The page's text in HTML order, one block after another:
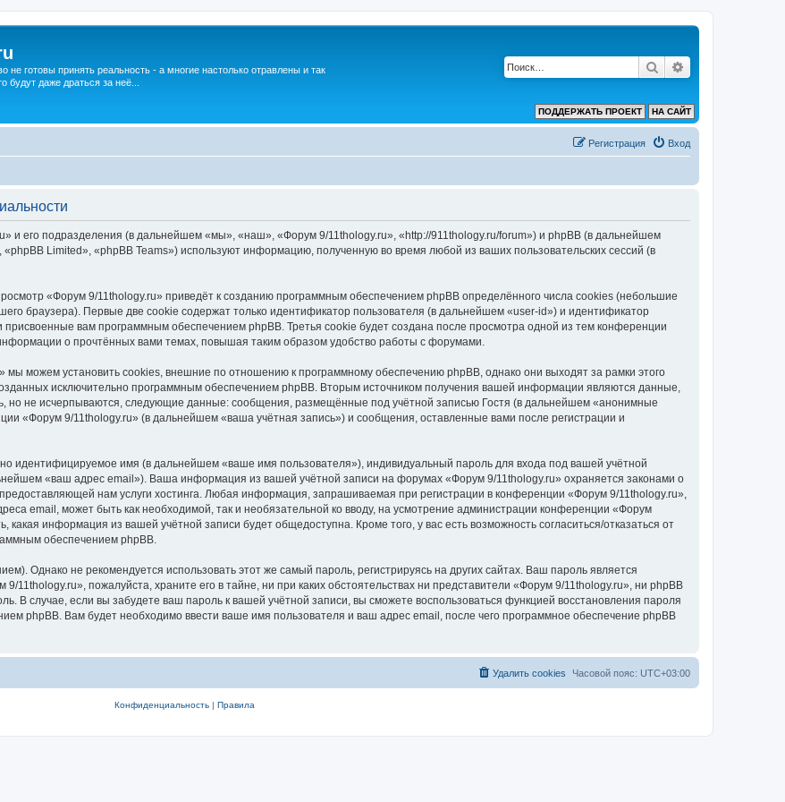
не готовы принять реальность - а многие настолько отравлены и так
даже драться за неё...
Поиск
НА САЙТ
ПОДДЕРЖАТЬ ПРОЕКТ
Вход
Регистрация
и его подразделения (в дальнейшем «мы», «наш», «Форум 9/11thology.ru», «http://911thology.ru/forum») и phpBB (в дальнейшем
Limited», «phpBB Teams») используют информацию, полученную во время любой из ваших пользовательских сессий (в
«Форум 9/11thology.ru» приведёт к созданию программным обеспечением phpBB определённого числа cookies (небольшие
браузера). Первые две cookie содержат только идентификатор пользователя (в дальнейшем «user-id») и идентификатор
вам программным обеспечением phpBB. Третья cookie будет создана после просмотра одной из тем конференции
о прочтённых вами темах, повышая таким образом удобство работы с форумами.
можем установить cookies, внешние по отношению к программному обеспечению phpBB, однако они выходят за рамки этого
исключительно программным обеспечением phpBB. Вторым источником получения вашей информации являются данные,
но не исчерпываются, следующие данные: сообщения, размещённые под учётной записью Гостя (в дальнейшем «анонимные
«Форум 9/11thology.ru» (в дальнейшем «ваша учётная запись») и сообщения, оставленные вами после регистрации и
идентифицируемое имя (в дальнейшем «ваше имя пользователя»), индивидуальный пароль для входа под вашей учётной
«ваш адрес email»). Ваша информация из вашей учётной записи на форумах «Форум 9/11thology.ru» охраняется законами о
нам услуги хостинга. Любая информация, запрашиваемая при регистрации в конференции «Форум 9/11thology.ru»,
email, может быть как необходимой, так и необязательной ко вводу, на усмотрение администрации конференции «Форум
информация из вашей учётной записи будет общедоступна. Кроме того, у вас есть возможность согласиться/отказаться от
обеспечением phpBB.
Однако не рекомендуется использовать этот же самый пароль, регистрируясь на других сайтах. Ваш пароль является
11thology.ru», пожалуйста, храните его в тайне, ни при каких обстоятельствах ни представители «Форум 9/11thology.ru», ни phpBB
В случае, если вы забудете ваш пароль к вашей учётной записи, вы сможете воспользоваться функцией восстановления пароля
phpBB. Вам будет необходимо ввести ваше имя пользователя и ваш адрес email, после чего программное обеспечение phpBB
Часовой пояс: UTC+03:00
Удалить cookies
Конфиденциальность| Правила